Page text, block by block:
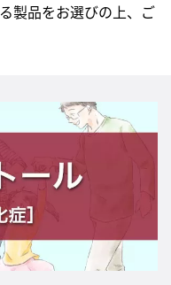
製品をお選びの上、ご